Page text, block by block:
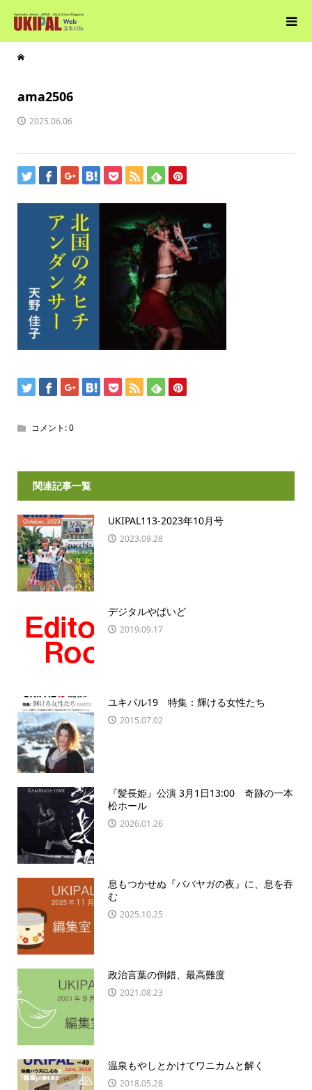
ama2506
2025.06.06
コメント:0
関連記事一覧
UKIPAL113-2023年10月号
2023.09.28
デジタルやばいど
2019.09.17
ユキパル19 特集：輝ける女性たち
2015.07.02
『髪長姫』公演 3月1日13:00 奇跡の一本
松ホール
2026.01.26
息もつかせぬ『ババヤガの夜』に、息を吞
む
2025.10.25
政治言葉の倒錯、最高難度
2021.08.23
温泉もやしとかけてワニカムと解く
2018.05.28